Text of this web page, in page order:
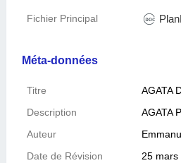
Fichier Principal
Méta-données
Titre AGATA
Description AGATA
Auteur
Date de Révision 25 mars